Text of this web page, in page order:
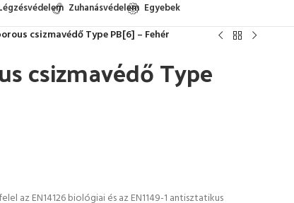
Zuhanásvédelem Egyebek
csizmavédő Type PB[6] – Fehér
csizmavédő Type
az EN14126 biológiai és az EN1149-1 antisztatikus